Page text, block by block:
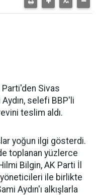
Sivas
selefi BBP'li
teslim aldı.
yoğun ilgi gösterdi.
toplanan yüzlerce
Bilgin, AK Parti İl
yöneticileri ile birlikte
Aydın'ı alkışlarla